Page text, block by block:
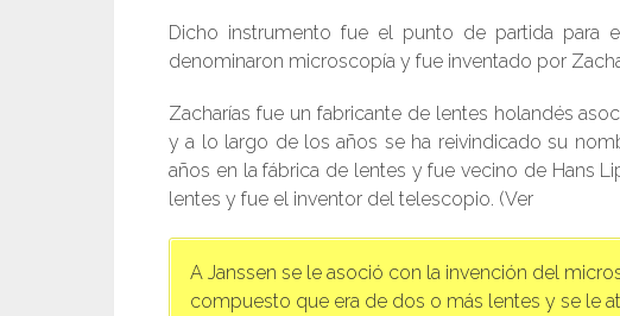
Dicho instrumento fue el punto de partida para
denominaron microscopía y fue inventado por
Zacharías fue un fabricante de lentes holandés
y a lo largo de los años se ha reivindicado su
años en la fábrica de lentes y fue vecino de Hans
lentes y fue el inventor del telescopio. (Ver
A Janssen se le asoció con la invención del
compuesto que era de dos o más lentes y se le